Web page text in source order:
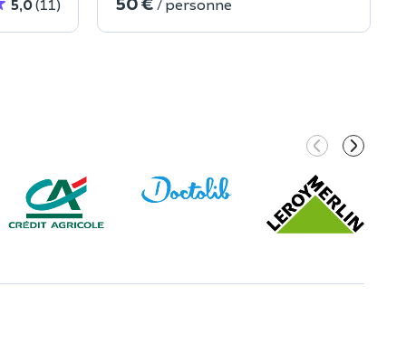
5,0(11) / personne